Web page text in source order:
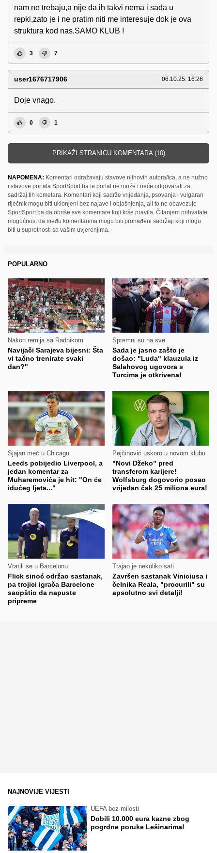
nam ne trebaju,a nije da ih takvi nema i sada u
repki,zato je i ne pratim niti me interesuje dok je ova
struktura kod nas,SAMO KLUB !
3 7
user1676717906 06.10.25. 16:26
Doje vnago.
0 1
PRIKAŽI STRANICU KOMENTARA (10)
NAPOMENA: Komentari odražavaju stavove njihovih autora/ica, a ne nužno
i stavove portala SportSport.ba te portal ne može i neće odgovarati za
sadržaj tih kometara. Komentari koji sadrže vrijeđanja, psovanja i vulgaran
riječnik mogu biti uklonjeni bez najave i objašnjenja, ali to ne obavezuje
SportSport.ba da obriše sve komentare koji krše pravila. Čitanjem prihvatate
mogućnost da među komentarima mogu biti pronađeni sadržaji koji mogu
biti u suprotnosti sa vašim uvjerenjima.
POPULARNO
Nakon remija sa Radnikom
Navijači Sarajeva bijesni: Šta
vi tačno trenirate svaki
dan?"
Spremni su na sve
Sada je jasno zašto je
došao: "Luda" klauzula iz
Salahovog ugovora s
Turcima je otkrivena!
Sjajan meč u Chicagu
Leeds pobijedio Liverpool, a
jedan komentar za
Muharemovića je hit: "On će
idućeg ljeta..."
Pejčinović uskoro u novom klubu
"Novi Džeko" pred
transferom karijere!
Wolfsburg dogovorio posao
vrijedan čak 25 miliona eura!
Vratili se u Barcelonu
Flick sinoć održao sastanak,
pa trojici igrača Barcelone
saopštio da napuste
pripreme
Trajao je nekoliko sati
Završen sastanak Viniciusa i
čelnika Reala, "procurili" su
apsolutno svi detalji!
NAJNOVIJE VIJESTI
UEFA bez milosti
Dobili 10.000 eura kazne zbog
pogrdne poruke Lešinarima!